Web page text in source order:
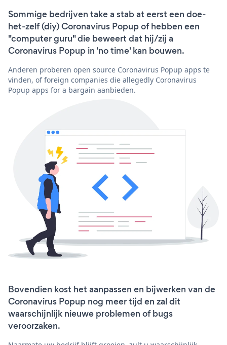
Sommige bedrijven take a stab at eerst een doe-
het-zelf (diy) Coronavirus Popup of hebben een
"computer guru" die beweert dat hij/zij a
Coronavirus Popup in 'no time' kan bouwen.
Anderen proberen open source Coronavirus Popup apps te
vinden, of foreign companies die allegedly Coronavirus
Popup apps for a bargain aanbieden.
Bovendien kost het aanpassen en bijwerken van de
Coronavirus Popup nog meer tijd en zal dit
waarschijnlijk nieuwe problemen of bugs
veroorzaken.